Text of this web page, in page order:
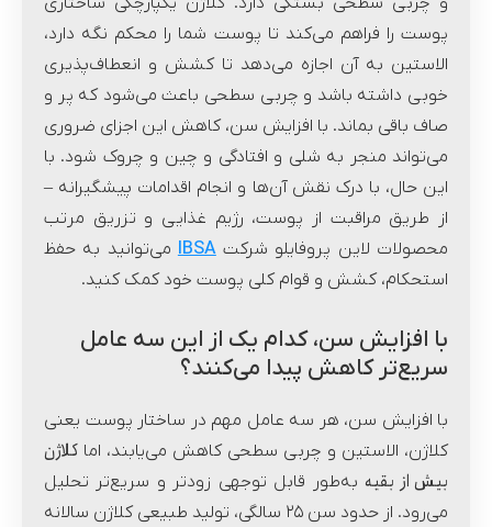
پوست را فراهم می‌کند تا پوست شما را محکم نگه دارد،
الاستین به آن اجازه می‌دهد تا کشش و انعطاف‌پذیری
خوبی داشته باشد و چربی سطحی باعث می‌شود که پر و
صاف باقی بماند. با افزایش سن، کاهش این اجزای ضروری
می‌تواند منجر به شلی و افتادگی و چین و چروک شود. با
این حال، با درک نقش آن‌ها و انجام اقدامات پیشگیرانه –
از طریق مراقبت از پوست، رژیم غذایی و تزریق مرتب
محصولات لاین پروفایلو شرکتIBSA می‌توانید به حفظ
استحکام، کشش و قوام کلی پوست خود کمک کنید.
با افزایش سن، کدام یک از این سه عامل
سریع‌تر کاهش پیدا می‌کنند؟
با افزایش سن، هر سه عامل مهم در ساختار پوست یعنی
کلاژن، الاستین و چربی سطحی کاهش می‌یابند، اما کلاژن
بیش از بقیه به‌طور قابل توجهی زودتر و سریع‌تر تحلیل
می‌رود. از حدود سن ۲۵ سالگی، تولید طبیعی کلاژن سالانه